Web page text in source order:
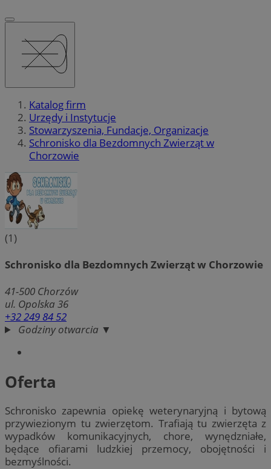
Katalog firm
Urzędy i Instytucje
Stowarzyszenia, Fundacje, Organizacje
Schronisko dla Bezdomnych Zwierząt w
Chorzowie
(1)
Schronisko dla Bezdomnych Zwierząt w Chorzowie
41-500 Chorzów
ul. Opolska 36
+32 249 84 52
Godziny otwarcia ▼
Oferta
Schronisko zapewnia opiekę weterynaryjną i bytową
przywiezionym tu zwierzętom. Trafiają tu zwierzęta z
wypadków komunikacyjnych, chore, wynędzniałe,
będące ofiarami ludzkiej przemocy, obojętności i
bezmyślności.